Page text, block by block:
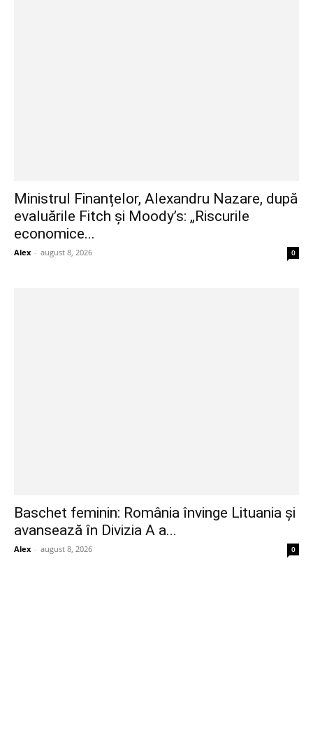
Ministrul Finanțelor, Alexandru Nazare, după
evaluările Fitch și Moody’s: „Riscurile
economice...
Alex - august 8, 2026 0
Baschet feminin: România învinge Lituania și
avansează în Divizia A a...
Alex - august 8, 2026 0